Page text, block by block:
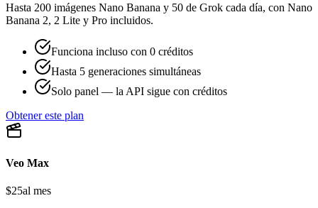
Hasta 200 imágenes Nano Banana y 50 de Grok cada día, con Nano
Banana 2, 2 Lite y Pro incluidos.
Funciona incluso con 0 créditos
Hasta 5 generaciones simultáneas
Solo panel — la API sigue con créditos
Obtener este plan
Veo Max
$25al mes